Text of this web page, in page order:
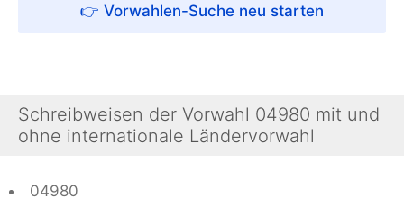
Vorwahlen-Suche
Schreibweisen der Vorwahl 04980 mit und
ohne internationale Ländervorwahl
04980